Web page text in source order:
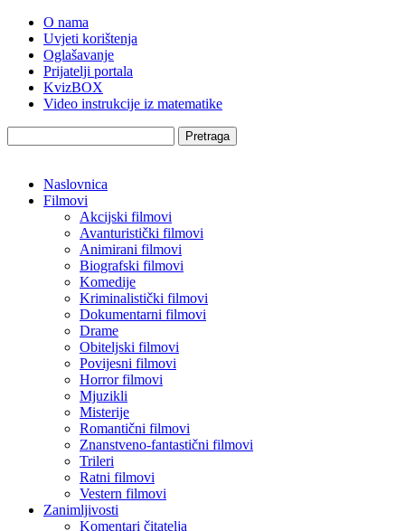
O nama
Uvjeti korištenja
Oglašavanje
Prijatelji portala
KvizBOX
Video instrukcije iz matematike
Pretraga
Naslovnica
Filmovi
Akcijski filmovi
Avanturistički filmovi
Animirani filmovi
Biografski filmovi
Komedije
Kriminalistički filmovi
Dokumentarni filmovi
Drame
Obiteljski filmovi
Povijesni filmovi
Horror filmovi
Mjuzikli
Misterije
Romantični filmovi
Znanstveno-fantastični filmovi
Trileri
Ratni filmovi
Vestern filmovi
Zanimljivosti
Komentari čitatelja